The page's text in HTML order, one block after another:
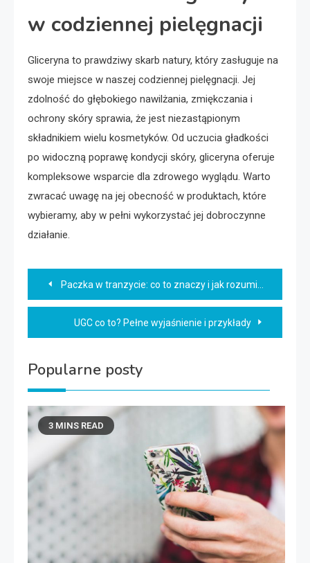
w codziennej pielęgnacji
Gliceryna to prawdziwy skarb natury, który zasługuje na
swoje miejsce w naszej codziennej pielęgnacji. Jej
zdolność do głębokiego nawilżania, zmiękczania i
ochrony skóry sprawia, że jest niezastąpionym
składnikiem wielu kosmetyków. Od uczucia gładkości
po widoczną poprawę kondycji skóry, gliceryna oferuje
kompleksowe wsparcie dla zdrowego wyglądu. Warto
zwracać uwagę na jej obecność w produktach, które
wybieramy, aby w pełni wykorzystać jej dobroczynne
działanie.
Nawigacja
wpisu
Paczka w tranzycie: co to znaczy i jak rozumieć ten status?
UGC co to? Pełne wyjaśnienie i przykłady
Popularne posty
3 MINS READ